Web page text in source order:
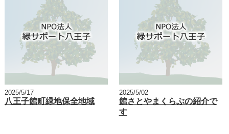
2025/5/17
八王子館町緑地保全地域
2025/5/02
館さとやまくらぶの紹介で
す